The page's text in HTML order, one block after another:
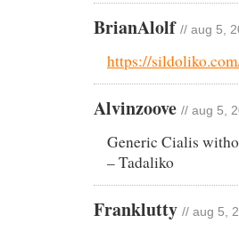
BrianAlolf // aug 5,
https://
Alvinzoove // aug 5,
Generic Cialis
– Tadaliko
Franklutty // aug 5,